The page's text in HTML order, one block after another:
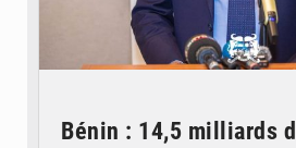
Bénin : 14,5 milliards